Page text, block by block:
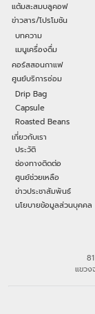
แต้มสะสมบลูคอฟ
ข่าวสาร/โปรโมชัน
บทความ
เมนูเครื่องดื่ม
คอร์สสอนกาแฟ
ศูนย์บริการซ่อม
Drip Bag
Capsule
Roasted Beans
เกี่ยวกับเรา
ประวัติ
ช่องทางติดต่อ
ศูนย์ช่วยเหลือ
ข่าวประชาสัมพันธ์
นโยบายข้อมูลส่วนบุคคล
แขวง